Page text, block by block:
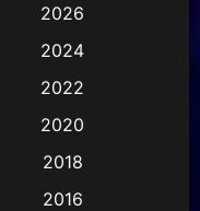
2026
2024
2022
2020
2018
2016